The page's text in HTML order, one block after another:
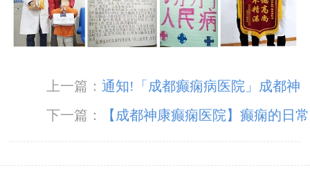
上一篇：通知!​「成都癫痫病医院」成都神
康癫痫医院春节不放假，正常接诊!
下一篇：
【成都神康癫痫医院】癫痫的日常
护理方法都有哪些?